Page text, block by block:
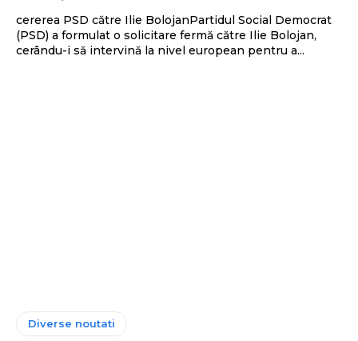
cererea PSD către Ilie BolojanPartidul Social Democrat
(PSD) a formulat o solicitare fermă către Ilie Bolojan,
cerându-i să intervină la nivel european pentru a...
Diverse noutati